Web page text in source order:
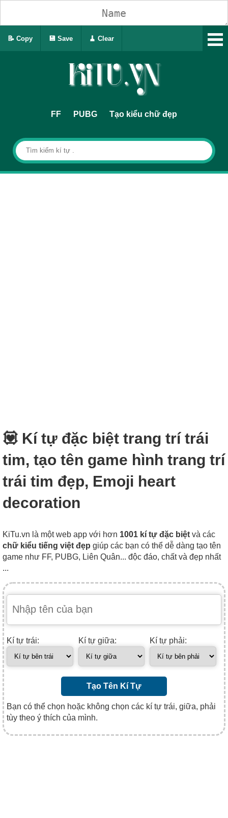
FF PUBG Tạo kiểu chữ đẹp
💟 Kí tự đặc biệt trang trí trái
tim, tạo tên game hình trang trí
trái tim đẹp, Emoji heart
decoration
KiTu.vn là một web app với hơn 1001 kí tự đặc biệt và các
chữ kiểu tiếng việt đẹp giúp các bạn có thể dễ dàng tạo tên
game như FF, PUBG, Liên Quân... độc đáo, chất và đẹp nhất
...
Kí tự trái: Kí tự giữa: Kí tự phải:
Tạo Tên Kí Tự
Bạn có thể chọn hoặc không chọn các kí tự trái, giữa, phải
tùy theo ý thích của mình.
📝 Copy 💾 Save 🧹 Clear